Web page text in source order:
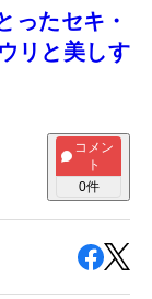
ったセキ・
リと美しす
コメン
ト
0件